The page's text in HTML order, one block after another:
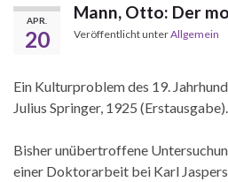
APR.
20
Mann, Otto: Der
Veröffentlicht unterAllgemein
Ein Kulturproblem des 19.
Julius Springer, 1925 (Erstausgabe).
Bisher unübertroffene
einer Doktorarbeit bei Karl